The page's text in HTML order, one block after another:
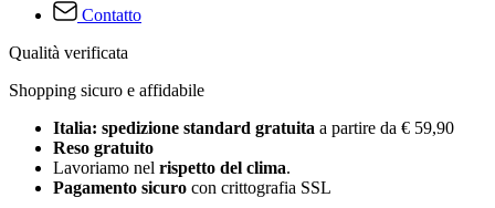
Contatto
Qualità verificata
Shopping sicuro e affidabile
Italia: spedizione standard gratuita a partire da € 59,90
Reso gratuito
Lavoriamo nel rispetto del clima.
Pagamento sicuro con crittografia SSL